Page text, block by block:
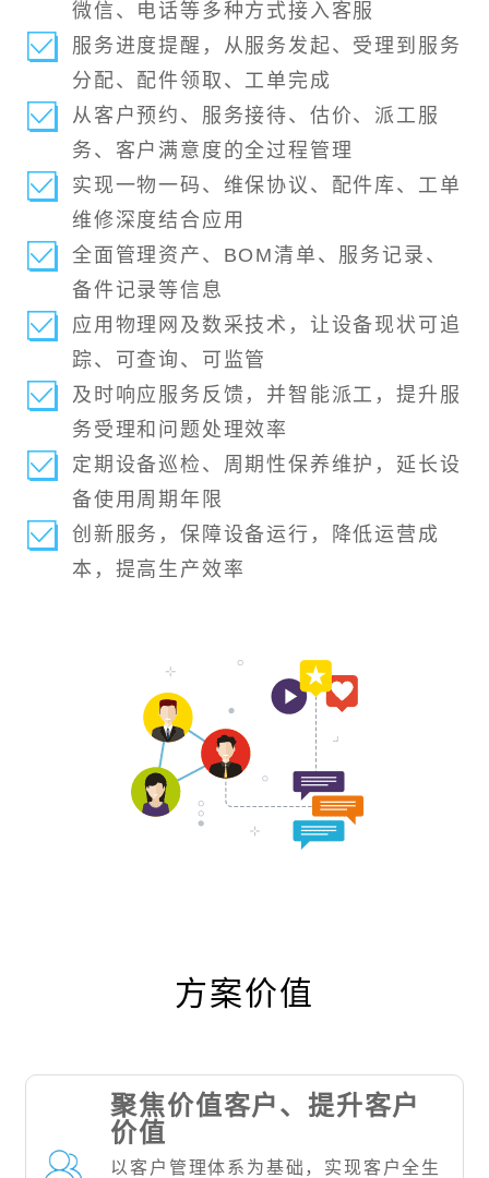
微信、电话等多种方式接入客服
服务进度提醒，从服务发起、受理到服务
分配、配件领取、工单完成
从客户预约、服务接待、估价、派工服
务、客户满意度的全过程管理
实现一物一码、维保协议、配件库、工单
维修深度结合应用
全面管理资产、BOM清单、服务记录、
备件记录等信息
应用物理网及数采技术，让设备现状可追
踪、可查询、可监管
及时响应服务反馈，并智能派工，提升服
务受理和问题处理效率
定期设备巡检、周期性保养维护，延长设
备使用周期年限
创新服务，保障设备运行，降低运营成
本，提高生产效率
方案价值
聚焦价值客户、提升客户
价值
以客户管理体系为基础，实现客户全生